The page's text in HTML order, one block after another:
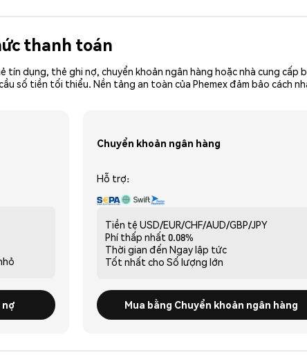
thanh toán
dụng, thẻ ghi nợ, chuyển khoản ngân hàng hoặc nhà cung
số tiền tối thiểu. Nền tảng an toàn của Phemex đảm bảo cách
nợ
Chuyển khoản ngân hàng
Hỗ trợ:
Tiền tệ USD/EUR/CHF/AUD/GBP/JPY
Phí thấp nhất 0.08%
Thời gian đến Ngay lập tức
Tốt nhất cho Số lượng lớn
Mua bằng Chuyển khoản ngân hàng